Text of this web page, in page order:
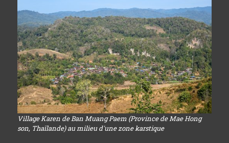
Village Karen de Ban Muang Paem (Province de Mae Hong
son, Thaïlande) au milieu d'une zone karstique